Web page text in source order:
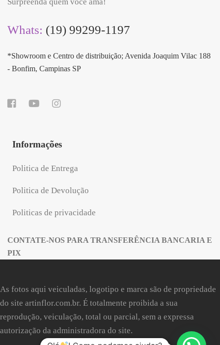
Whats: (19) 99299-1197
*Showroom e Centro de distribuição; Avenida Joaquim Vilac 188
- Bonfim, Campinas SP
Informações
Politica de Entrega
Politica de Devolução
Politicas de privacidade
CONTATE-NOS PARA TRANSFERÊNCIA BANCARIA E
PIX
As fotos aqui veiculadas, logotipo e marca são de propriedade
do site artinflor.com.br. É totalmente proibida a sua
reprodução, veiculação, total ou parcial, sem a expressa
autorização da administradora do site.